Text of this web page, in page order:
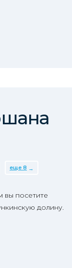
еще 8
вы посетите
долину.